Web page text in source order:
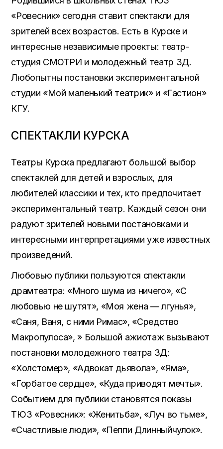
«Ровесник» сегодня ставит спектакли для
зрителей всех возрастов. Есть в Курске и
интересные независимые проекты: театр-
студия СМОТРИ и молодежный театр 3Д.
Любопытны постановки экспериментальной
студии «Мой маленький театрик» и «Гастион»
КГУ.
СПЕКТАКЛИ КУРСКА
Театры Курска предлагают большой выбор
спектаклей для детей и взрослых, для
любителей классики и тех, кто предпочитает
экспериментальный театр. Каждый сезон они
радуют зрителей новыми постановками и
интересными интерпретациями уже известных
произведений.
Любовью публики пользуются спектакли
драмтеатра: «Много шума из ничего», «С
любовью не шутят», «Моя жена — лгунья»,
«Саня, Ваня, с ними Римас», «Средство
Макропулоса», » Большой ажиотаж вызывают
постановки молодежного театра 3Д:
«Холстомер», «Адвокат дьявола», «Яма»,
«Горбатое сердце», «Куда приводят мечты».
Событием для публики становятся показы
ТЮЗ «Ровесник»: «Женитьба», «Луч во тьме»,
«Счастливые люди», «Пеппи Длинныйчулок».